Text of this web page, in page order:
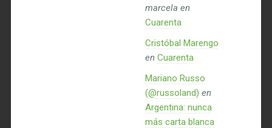
marcela en
Cuarenta
Cristóbal Marengo
en Cuarenta
Mariano Russo
(@russoland) en
Argentina: nunca
más carta blanca